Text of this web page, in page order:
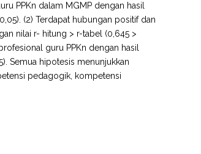
PPKn dalam MGMP dengan hasil
(2) Terdapat hubungan positif dan
nilai r- hitung > r-tabel (0,645 >
guru PPKn dengan hasil
Semua hipotesis menunjukkan
pedagogik, kompetensi